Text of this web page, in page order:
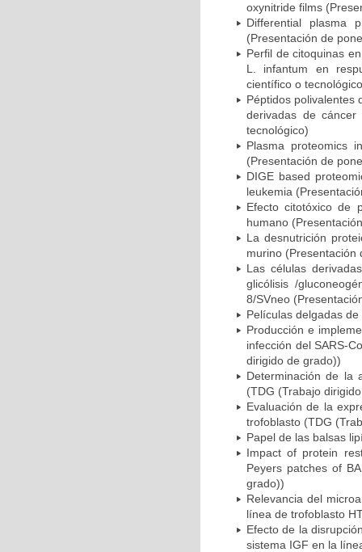
oxynitride films
Differential plasma
(Presentación de
Perfil de citoquinas
L. infantum en
científico o
Péptidos polivalentes
derivadas de
tecnológico)
Plasma proteomics
(Presentación de
DIGE based
leukemia
Efecto citotóxico de
humano
La desnutrición
murino (Presentación
Las células
glicólisis /
8/SVneo
Películas delgadas
Producción e
infección del SARS-
dirigido de grado))
Determinación de la
(TDG (Trabajo
Evaluación de la
trofoblasto (TDG
Papel de las balsas
Impact of protein
Peyers patches of
grado))
Relevancia del
línea de trofoblasto
Efecto de la
sistema IGF en la